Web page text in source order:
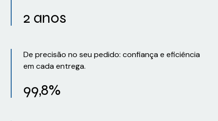
2 anos
De precisão no seu pedido: confiança e eficiência
em cada entrega.
99,8%